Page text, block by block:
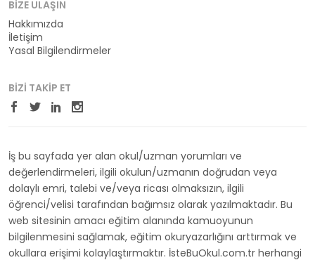
BIZE ULAŞIN
Hakkımızda
İletişim
Yasal Bilgilendirmeler
BIZI TAKIP ET
İş bu sayfada yer alan okul/uzman yorumları ve
değerlendirmeleri, ilgili okulun/uzmanın doğrudan veya
dolaylı emri, talebi ve/veya ricası olmaksızın, ilgili
öğrenci/velisi tarafından bağımsız olarak yazılmaktadır. Bu
web sitesinin amacı eğitim alanında kamuoyunun
bilgilenmesini sağlamak, eğitim okuryazarlığını arttırmak ve
okullara erişimi kolaylaştırmaktır. İsteBuOkul.com.tr herhangi